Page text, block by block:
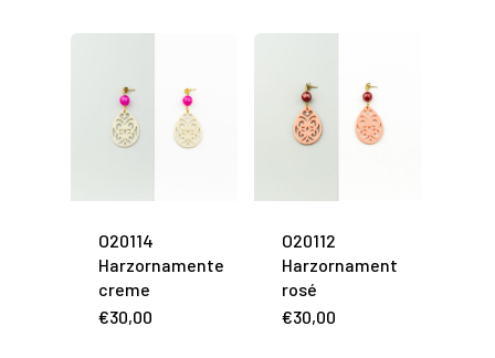
O20114
Harzornamente
creme
€30,00
O20112
Harzornament
rosé
€30,00